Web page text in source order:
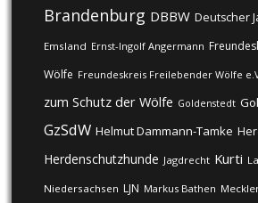
Brandenburg DBBW Deutscher
Emsland Ernst-Ingolf Angermann
Wölfe Freundeskreis Freilebender Wölfe
zum Schutz der Wölfe Goldenstedt
GzSdW Helmut Dammann-Tamke
Herdenschutzhunde Jagdrecht Kurti
Niedersachsen LJN Markus Bathen